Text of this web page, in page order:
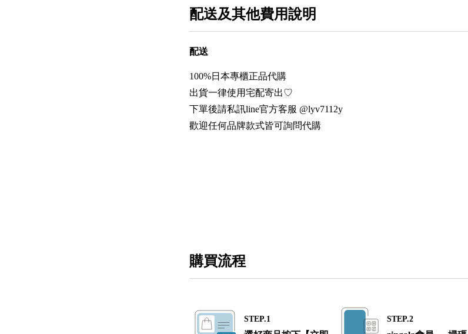
配送及其他費用說明
配送
100%日本專櫃正品代購
出貨一律使用宅配寄出♡
下單後請私訊line官方客服 @lyv7112y
歡迎任何品牌款式皆可詢問代購
購買流程
STEP.1 STEP.2